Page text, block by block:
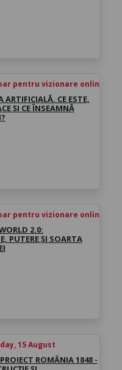
pentru vizionare online
ARTIFICIALĂ. CE ESTE,
ȘI CE ÎNSEAMNĂ
pentru vizionare online
2.0:
PUTERE ȘI SOARTA
15 August
ROMÂNIA 1848 -